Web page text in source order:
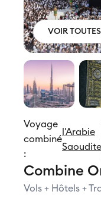
VOIR
Voyage
combiné
:
l'Arabie
Saoudite
Combine
Vols + Hôtels +